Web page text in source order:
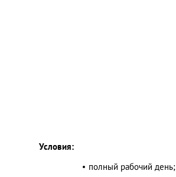
Условия:
полный рабочий день;